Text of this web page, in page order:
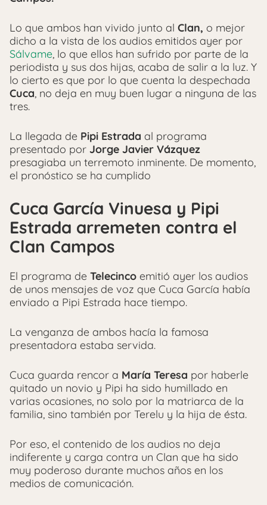
Lo que ambos han vivido junto al Clan, o mejor
dicho a la vista de los audios emitidos ayer por
Sálvame, lo que ellos han sufrido por parte de la
periodista y sus dos hijas, acaba de salir a la luz. Y
lo cierto es que por lo que cuenta la despechada
Cuca, no deja en muy buen lugar a ninguna de las
tres.
La llegada de Pipi Estrada al programa
presentado por Jorge Javier Vázquez
presagiaba un terremoto inminente. De momento,
el pronóstico se ha cumplido
Cuca García Vinuesa y Pipi
Estrada arremeten contra el
Clan Campos
El programa de Telecinco emitió ayer los audios
de unos mensajes de voz que Cuca García había
enviado a Pipi Estrada hace tiempo.
La venganza de ambos hacía la famosa
presentadora estaba servida.
Cuca guarda rencor a María Teresa por haberle
quitado un novio y Pipi ha sido humillado en
varias ocasiones, no solo por la matriarca de la
familia, sino también por Terelu y la hija de ésta.
Por eso, el contenido de los audios no deja
indiferente y carga contra un Clan que ha sido
muy poderoso durante muchos años en los
medios de comunicación.